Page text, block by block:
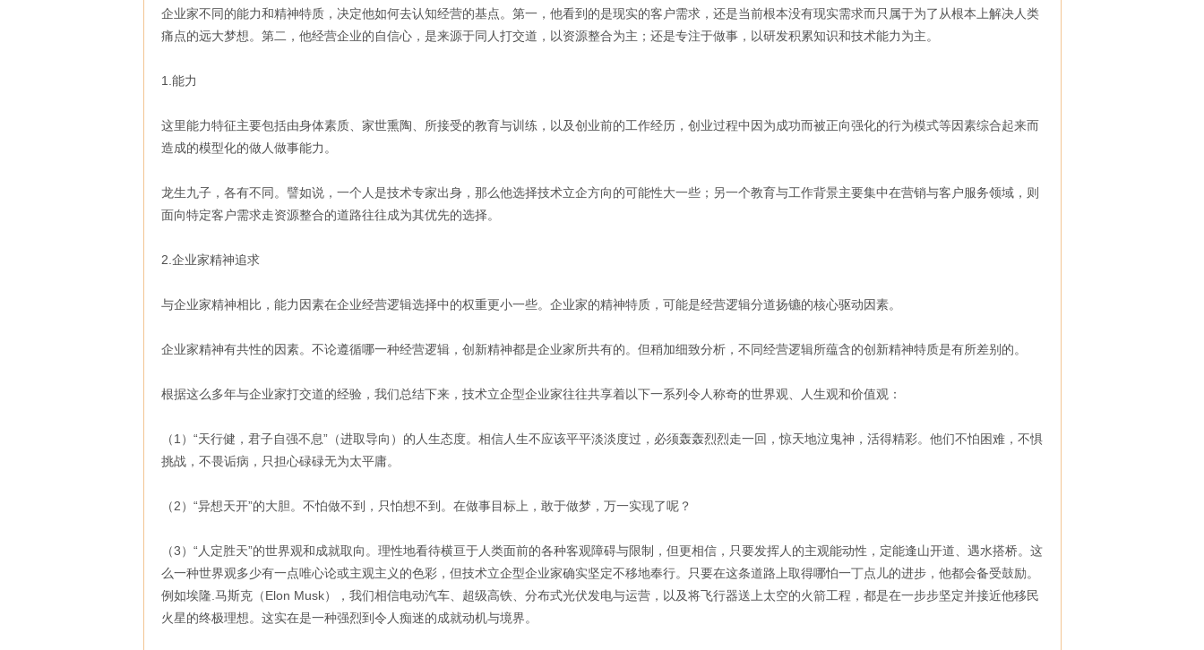
企业家不同的能力和精神特质，决定他如何去认知经营的基点。第一，他看到的是现实的客户需求，还是当前根本没有现实需求而只属于为了从根本上解决人类
痛点的远大梦想。第二，他经营企业的自信心，是来源于同人打交道，以资源整合为主；还是专注于做事，以研发积累知识和技术能力为主。
1.能力
这里能力特征主要包括由身体素质、家世熏陶、所接受的教育与训练，以及创业前的工作经历，创业过程中因为成功而被正向强化的行为模式等因素综合起来而
造成的模型化的做人做事能力。
龙生九子，各有不同。譬如说，一个人是技术专家出身，那么他选择技术立企方向的可能性大一些；另一个教育与工作背景主要集中在营销与客户服务领域，则
面向特定客户需求走资源整合的道路往往成为其优先的选择。
2.企业家精神追求
与企业家精神相比，能力因素在企业经营逻辑选择中的权重更小一些。企业家的精神特质，可能是经营逻辑分道扬镳的核心驱动因素。
企业家精神有共性的因素。不论遵循哪一种经营逻辑，创新精神都是企业家所共有的。但稍加细致分析，不同经营逻辑所蕴含的创新精神特质是有所差别的。
根据这么多年与企业家打交道的经验，我们总结下来，技术立企型企业家往往共享着以下一系列令人称奇的世界观、人生观和价值观：
（1）“天行健，君子自强不息”（进取导向）的人生态度。相信人生不应该平平淡淡度过，必须轰轰烈烈走一回，惊天地泣鬼神，活得精彩。他们不怕困难，不惧
挑战，不畏诟病，只担心碌碌无为太平庸。
（2）“异想天开”的大胆。不怕做不到，只怕想不到。在做事目标上，敢于做梦，万一实现了呢？
（3）“人定胜天”的世界观和成就取向。理性地看待横亘于人类面前的各种客观障碍与限制，但更相信，只要发挥人的主观能动性，定能逢山开道、遇水搭桥。这
么一种世界观多少有一点唯心论或主观主义的色彩，但技术立企型企业家确实坚定不移地奉行。只要在这条道路上取得哪怕一丁点儿的进步，他都会备受鼓励。
例如埃隆.马斯克（Elon Musk），我们相信电动汽车、超级高铁、分布式光伏发电与运营，以及将飞行器送上太空的火箭工程，都是在一步步坚定并接近他移民
火星的终极理想。这实在是一种强烈到令人痴迷的成就动机与境界。